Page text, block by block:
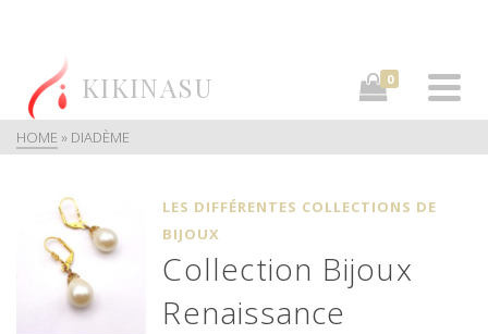
KIKINASU 0
HOME » DIADÈME
LES DIFFÉRENTES COLLECTIONS DE
BIJOUX
Collection Bijoux
Renaissance